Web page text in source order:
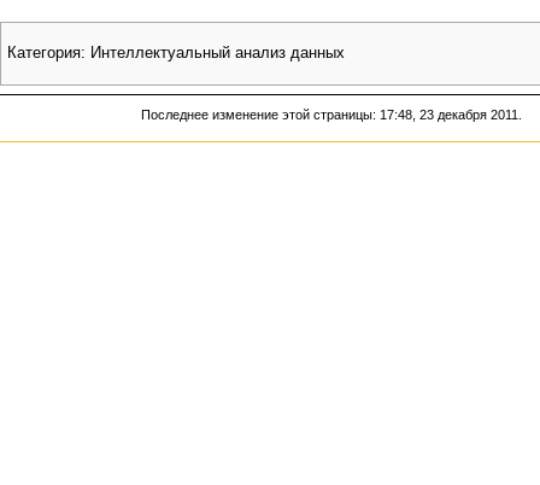
Категория: Интеллектуальный анализ данных
Последнее изменение этой страницы: 17:48, 23 декабря 2011.